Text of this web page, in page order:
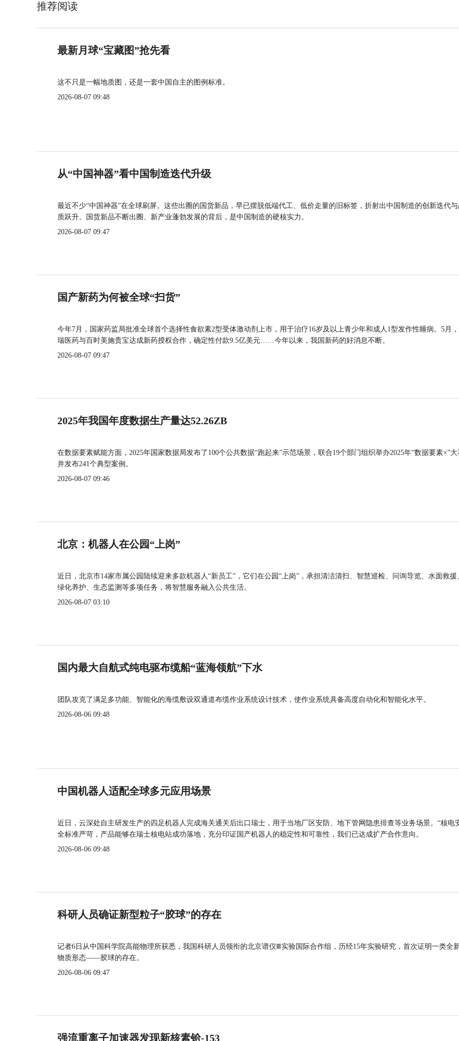
推荐阅读
最新月球“宝藏图”抢先看
这不只是一幅地质图，还是一套中国自主的图例标准。
2026-08-07 09:48
从“中国神器”看中国制造迭代升级
最近不少“中国神器”在全球刷屏。这些出圈的国货新品，早已摆脱低端代工、低价走量的旧标签，折射出中国制造的创新迭代
质跃升。国货新品不断出圈、新产业蓬勃发展的背后，是中国制造的硬核实力。
2026-08-07 09:47
国产新药为何被全球“扫货”
今年7月，国家药监局批准全球首个选择性食欲素2型受体激动剂上市，用于治疗16岁及以上青少年和成人1型发作性睡病。5月
瑞医药与百时美施贵宝达成新药授权合作，确定性付款9.5亿美元……今年以来，我国新药的好消息不断。
2026-08-07 09:47
2025年我国年度数据生产量达52.26ZB
在数据要素赋能方面，2025年国家数据局发布了100个公共数据“跑起来”示范场景，联合19个部门组织举办2025年“数据要素×”大
并发布241个典型案例。
2026-08-07 09:46
北京：机器人在公园“上岗”
近日，北京市14家市属公园陆续迎来多款机器人“新员工”，它们在公园“上岗”，承担清洁清扫、智慧巡检、问询导览、水面救援
绿化养护、生态监测等多项任务，将智慧服务融入公共生活。
2026-08-07 03:10
国内最大自航式纯电驱布缆船“蓝海领航”下水
团队攻克了满足多功能、智能化的海缆敷设双通道布缆作业系统设计技术，使作业系统具备高度自动化和智能化水平。
2026-08-06 09:48
中国机器人适配全球多元应用场景
近日，云深处自主研发生产的四足机器人完成海关通关后出口瑞士，用于当地厂区安防、地下管网隐患排查等业务场景。“核电
全标准严苛，产品能够在瑞士核电站成功落地，充分印证国产机器人的稳定性和可靠性，我们已达成扩产合作意向。
2026-08-06 09:48
科研人员确证新型粒子“胶球”的存在
记者6日从中国科学院高能物理所获悉，我国科研人员领衔的北京谱仪Ⅲ实验国际合作组，历经15年实验研究，首次证明一类全
物质形态——胶球的存在。
2026-08-06 09:47
强流重离子加速器发现新核素铪-153